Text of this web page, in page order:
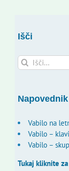
Išči
Search
for:
Napovednik
Vabilo na
Vabilo –
Vabilo –
Tukaj kliknite